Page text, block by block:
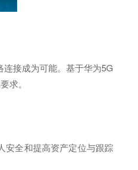
接成为可能。基于华为5G
求。
安全和提高资产定位与跟踪